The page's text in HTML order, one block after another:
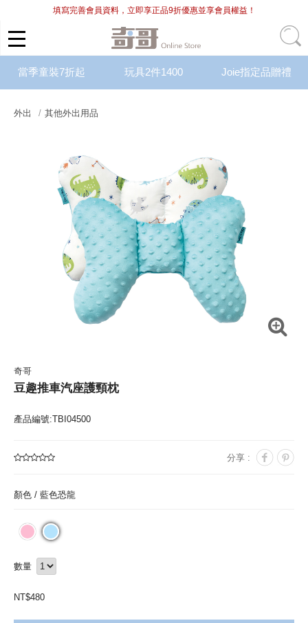
填寫完善會員資料，立即享正品9折優惠並享會員權益！
當季童裝7折起 玩具2件1400 Joie指定品贈禮
外出 其他外出用品
奇哥
豆趣推車汽座護頸枕
產品編號:TBI04500
分享 :
顏色 / 藍色恐龍
數量
NT$480